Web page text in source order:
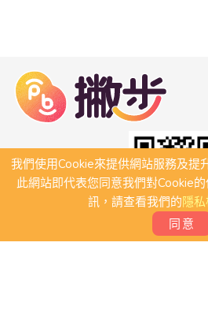
我們使用Cookie來提供網站服務及提
此網站即代表您同意我們對Cookie
訊，請查看我們的隱
同意